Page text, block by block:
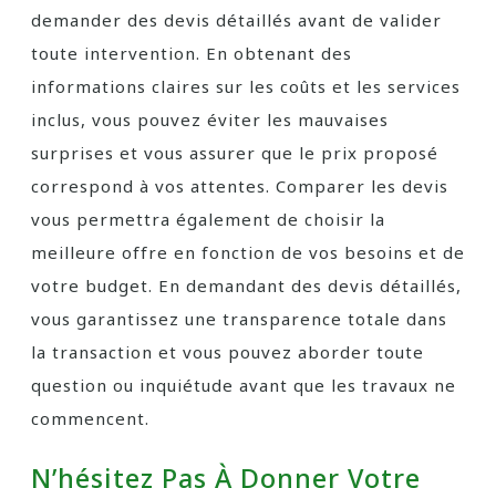
demander des devis détaillés avant de valider
toute intervention. En obtenant des
informations claires sur les coûts et les services
inclus, vous pouvez éviter les mauvaises
surprises et vous assurer que le prix proposé
correspond à vos attentes. Comparer les devis
vous permettra également de choisir la
meilleure offre en fonction de vos besoins et de
votre budget. En demandant des devis détaillés,
vous garantissez une transparence totale dans
la transaction et vous pouvez aborder toute
question ou inquiétude avant que les travaux ne
commencent.
N’hésitez Pas À Donner Votre